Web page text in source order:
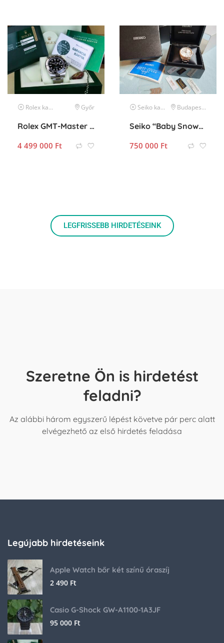
Rolex karóra Győr
Rolex GMT-Master II 116710LN
4 499 000 Ft
Seiko karóra Budapest II. kerület
Seiko “Baby Snowflake” Presage SJE073J1/SARA015 Limited Edition
750 000 Ft
LEGFRISSEBB HIRDETÉSEINK
Szeretne Ön is hirdetést
feladni?
Az alábbi három egyszerű lépést követve pár perc alatt
elvégezhető az első hirdetés feladása
Legújabb hirdetéseink
Apple Watch bőr két színű óraszíj
2 490 Ft
Casio G-Shock GW-A1100-1A3JF
95 000 Ft